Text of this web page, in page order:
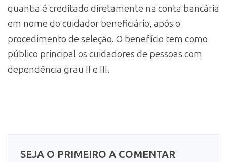
quantia é creditado diretamente na conta bancária
em nome do cuidador beneficiário, após o
procedimento de seleção. O benefício tem como
público principal os cuidadores de pessoas com
dependência grau II e III.
SEJA O PRIMEIRO A COMENTAR